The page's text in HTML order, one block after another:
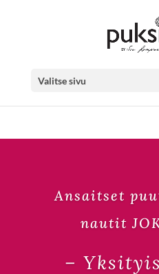
Valitse sivu
Ansaitset
nautit
–